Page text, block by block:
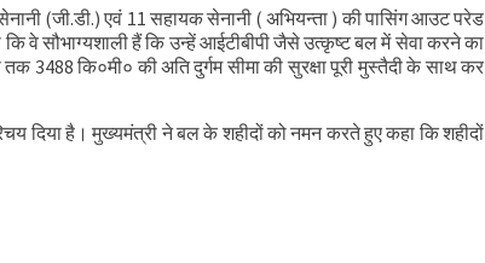
(जी.डी.) एवं 11 सहायक सेनानी ( अभियन्ता ) की पासिंग आउट परेड
कि वे सौभाग्यशाली हैं कि उन्हें आईटीबीपी जैसे उत्कृष्ट बल में सेवा करने का
कि०मी० की अति दुर्गम सीमा की सुरक्षा पूरी मुस्तैदी के साथ कर
दिया है। मुख्यमंत्री ने बल के शहीदों को नमन करते हुए कहा कि शहीदों